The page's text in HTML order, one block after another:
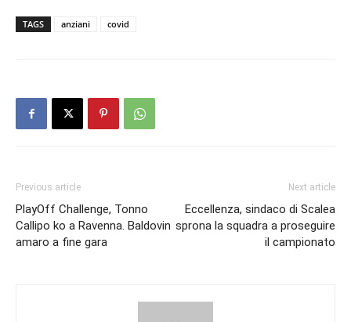
TAGS anziani covid
Previous article
PlayOff Challenge, Tonno
Callipo ko a Ravenna. Baldovin
amaro a fine gara
Next article
Eccellenza, sindaco di Scalea
sprona la squadra a proseguire
il campionato